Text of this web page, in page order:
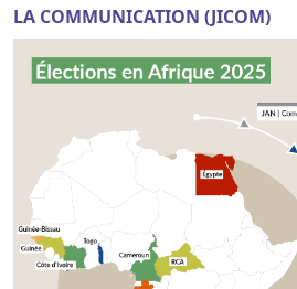
LA COMMUNICATION (JICOM)